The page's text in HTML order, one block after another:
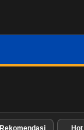
Rekomendasi